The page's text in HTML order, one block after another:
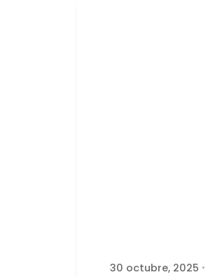
30 octubre, 2025